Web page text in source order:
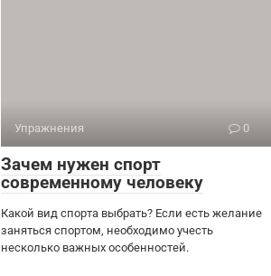
Упражнения 0
Зачем нужен спорт
современному человеку
Какой вид спорта выбрать? Если есть желание
заняться спортом, необходимо учесть
несколько важных особенностей.